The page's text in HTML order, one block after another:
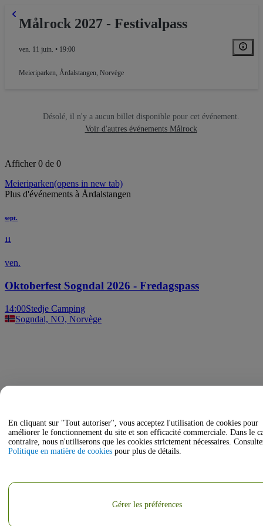
Målrock 2027 - Festivalpass
ven. 11 juin. • 19:00
Meieriparken, Årdalstangen, Norvège
Désolé, il n'y a aucun billet disponible pour cet événement.
Voir d'autres événements Målrock
Afficher 0 de 0
Meieriparken(opens in new tab)
Plus d'événements à Årdalstangen
sept.
11
ven.
Oktoberfest Sogndal 2026 - Fredagspass
14:00Stedje Camping
Sogndal, NO, Norvège
En cliquant sur "Tout autoriser", vous acceptez l'utilisation de cookies pour
améliorer le fonctionnement du site et son efficacité commerciale. Dans le
contraire, nous n'utiliserons que les cookies strictement nécessaires.
Politique en matière de cookies pour plus de détails.
Gérer les préférences